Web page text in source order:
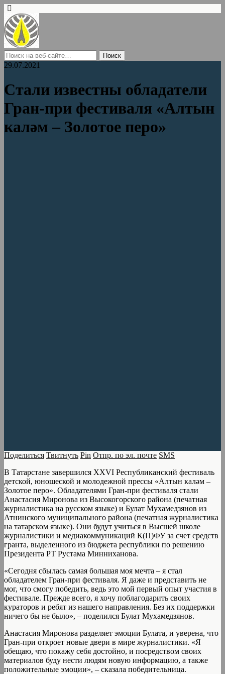
29.07.2021
Стали известны обладатели
Гран-при фестиваля «Алтын
каләм – Золотое перо»
Поделиться Твитнуть Pin Отпр. по эл. почте SMS
В Татарстане завершился XXVI Республиканский фестиваль
детской, юношеской и молодежной прессы «Алтын каләм –
Золотое перо». Обладателями Гран-при фестиваля стали
Анастасия Миронова из Высокогорского района (печатная
журналистика на русском языке) и Булат Мухамедзянов из
Атнинского муниципального района (печатная журналистика
на татарском языке). Они будут учиться в Высшей школе
журналистики и медиакоммуникаций К(П)ФУ за счет средств
гранта, выделенного из бюджета республики по решению
Президента РТ Рустама Минниханова.
«Сегодня сбылась самая большая моя мечта – я стал
обладателем Гран-при фестиваля. Я даже и представить не
мог, что смогу победить, ведь это мой первый опыт участия в
фестивале. Прежде всего, я хочу поблагодарить своих
кураторов и ребят из нашего направления. Без их поддержки
ничего бы не было», – поделился Булат Мухамедзянов.
Анастасия Миронова разделяет эмоции Булата, и уверена, что
Гран-при откроет новые двери в мире журналистики. «Я
обещаю, что покажу себя достойно, и посредством своих
материалов буду нести людям новую информацию, а также
положительные эмоции», – сказала победительница.